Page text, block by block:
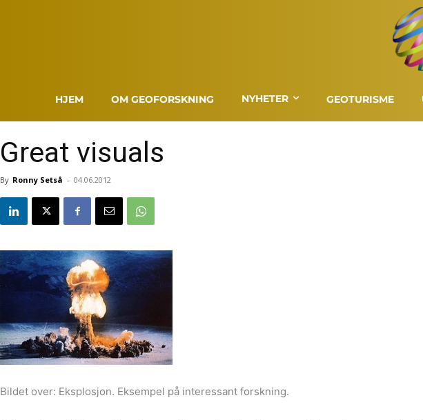
HJEM OM GEOFORSKNING NYHETER GEOTURISME
Great visuals
By Ronny Setså - 04.06.2012
Bildet over: Eksplosjon. Eksempel på interessant forskning.